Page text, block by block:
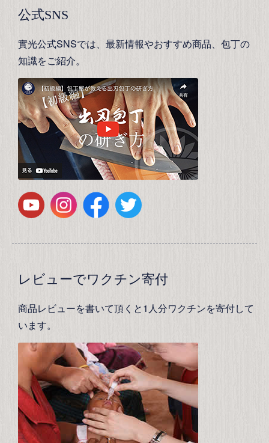
公式SNS
實光公式SNSでは、最新情報やおすすめ商品、包丁の
知識をご紹介。
レビューでワクチン寄付
商品レビューを書いて頂くと1人分ワクチンを寄付して
います。